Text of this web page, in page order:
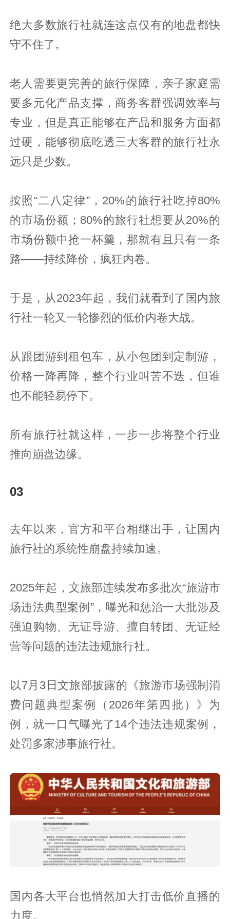
绝大多数旅行社就连这点仅有的地盘都快
守不住了。
老人需要更完善的旅行保障，亲子家庭需
要多元化产品支撑，商务客群强调效率与
专业，但是真正能够在产品和服务方面都
过硬，能够彻底吃透三大客群的旅行社永
远只是少数。
按照“二八定律”，20%的旅行社吃掉80%
的市场份额；80%的旅行社想要从20%的
市场份额中抢一杯羹，那就有且只有一条
路——持续降价，疯狂内卷。
于是，从2023年起，我们就看到了国内旅
行社一轮又一轮惨烈的低价内卷大战。
从跟团游到租包车，从小包团到定制游，
价格一降再降，整个行业叫苦不迭，但谁
也不能轻易停下。
所有旅行社就这样，一步一步将整个行业
推向崩盘边缘。
03
去年以来，官方和平台相继出手，让国内
旅行社的系统性崩盘持续加速。
2025年起，文旅部连续发布多批次“旅游市
场违法典型案例”，曝光和惩治一大批涉及
强迫购物、无证导游、擅自转团、无证经
营等问题的违法违规旅行社。
以7月3日文旅部披露的《旅游市场强制消
费问题典型案例（2026年第四批）》为
例，就一口气曝光了14个违法违规案例，
处罚多家涉事旅行社。
国内各大平台也悄然加大打击低价直播的
力度。